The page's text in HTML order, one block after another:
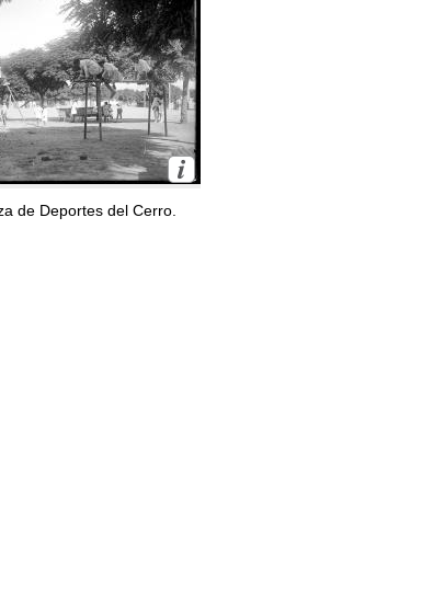
de Deportes del Cerro.